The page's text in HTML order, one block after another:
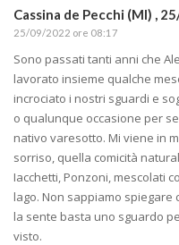
Cassina de Pecchi (MI) ,
25/09/2022 ore 08:17
Sono passati tanti anni che
lavorato insieme qualche
incrociato i nostri sguardi e
o qualunque occasione per
nativo varesotto. Mi viene in
sorriso, quella comicità
Iacchetti, Ponzoni, mescolati
lago. Non sappiamo spiegare
la sente basta uno sguardo
visto.